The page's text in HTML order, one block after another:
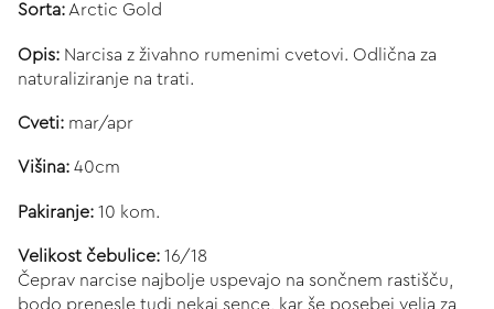
Sorta:Arctic Gold
Opis: Narcisa z živahno rumenimi cvetovi. Odlična za
naturaliziranje na trati.
Cveti: mar/apr
Višina: 40cm
Pakiranje: 10 kom.
Velikost čebulice: 16/18
Čeprav narcise najbolje uspevajo na sončnem rastišču,
bodo prenesle tudi nekaj sence, kar še posebej velja za